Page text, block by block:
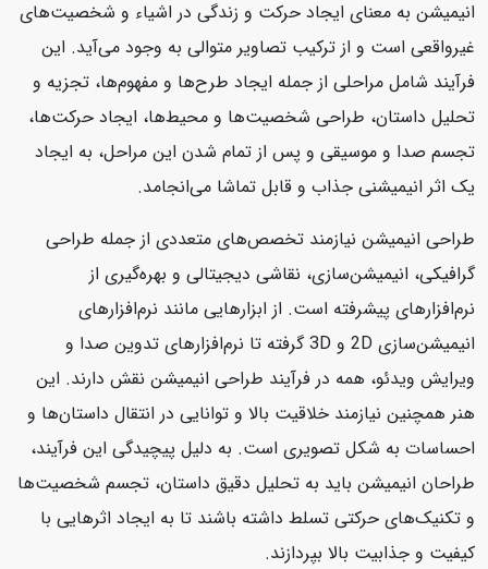
انیمیشن به معنای ایجاد حرکت و زندگی در اشیاء و شخصیت‌های
غیرواقعی است و از ترکیب تصاویر متوالی به وجود می‌آید. این
فرآیند شامل مراحلی از جمله ایجاد طرح‌ها و مفهوم‌ها، تجزیه و
تحلیل داستان، طراحی شخصیت‌ها و محیط‌ها، ایجاد حرکت‌ها،
تجسم صدا و موسیقی و پس از تمام شدن این مراحل، به ایجاد
یک اثر انیمیشنی جذاب و قابل تماشا می‌انجامد.
طراحی انیمیشن نیازمند تخصص‌های متعددی از جمله طراحی
گرافیکی، انیمیشن‌سازی، نقاشی دیجیتالی و بهره‌گیری از
نرم‌افزارهای پیشرفته است. از ابزارهایی مانند نرم‌افزارهای
انیمیشن‌سازی 2D و 3D گرفته تا نرم‌افزارهای تدوین صدا و
ویرایش ویدئو، همه در فرآیند طراحی انیمیشن نقش دارند. این
هنر همچنین نیازمند خلاقیت بالا و توانایی در انتقال داستان‌ها و
احساسات به شکل تصویری است. به دلیل پیچیدگی این فرآیند،
طراحان انیمیشن باید به تحلیل دقیق داستان، تجسم شخصیت‌ها
و تکنیک‌های حرکتی تسلط داشته باشند تا به ایجاد اثرهایی با
کیفیت و جذابیت بالا بپردازند.